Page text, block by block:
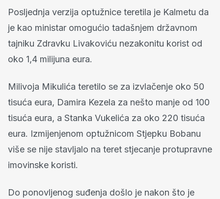
Posljednja verzija optužnice teretila je Kalmetu da
je kao ministar omogućio tadašnjem državnom
tajniku Zdravku Livakoviću nezakonitu korist od
oko 1,4 milijuna eura.
Milivoja Mikulića teretilo se za izvlačenje oko 50
tisuća eura, Damira Kezela za nešto manje od 100
tisuća eura, a Stanka Vukelića za oko 220 tisuća
eura. Izmijenjenom optužnicom Stjepku Bobanu
više se nije stavljalo na teret stjecanje protupravne
imovinske koristi.
Do ponovljenog suđenja došlo je nakon što je